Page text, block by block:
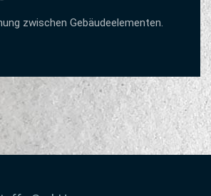
zwischen Gebäudeelementen.